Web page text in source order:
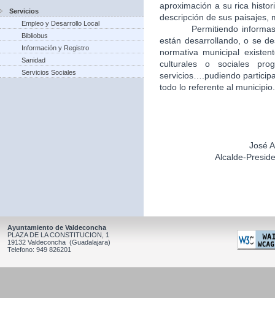
Servicios
Empleo y Desarrollo Local
Bibliobus
Información y Registro
Sanidad
Servicios Sociales
aproximación a su rica
descripción de sus paisajes,
Permitiendo
están desarrollando, o se
normativa municipal
culturales o sociales
servicios….pudiendo
todo lo referente al municipio.
José
Alcalde-
Ayuntamiento de Valdeconcha
PLAZA DE LA CONSTITUCION, 1
19132 Valdeconcha (Guadalajara)
Telefono: 949 826201